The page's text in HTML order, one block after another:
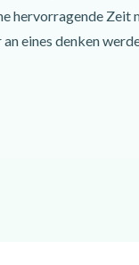
hervorragende Zeit
eines denken